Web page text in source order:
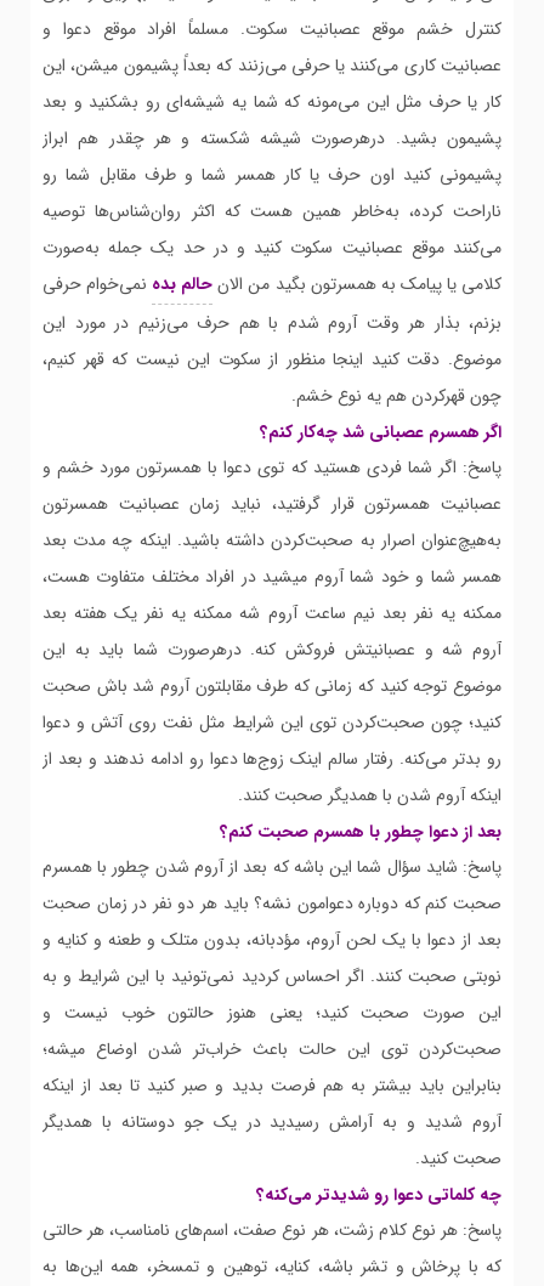
کنترل خشم موقع عصبانیت سکوت. مسلماً افراد موقع دعوا و
عصبانیت کاری می‌کنند یا حرفی می‌زنند که بعداً پشیمون میشن، این
کار یا حرف مثل این می‌مونه که شما یه شیشه‌ای رو بشکنید و بعد
پشیمون بشید. درهرصورت شیشه شکسته و هر چقدر هم ابراز
پشیمونی کنید اون حرف یا کار همسر شما و طرف مقابل شما رو
ناراحت کرده، به‌خاطر همین هست که اکثر روان‌شناس‌ها توصیه
می‌کنند موقع عصبانیت سکوت کنید و در حد یک جمله به‌صورت
کلامی یا پیامک به همسرتون بگید من الانحالم بده نمی‌خوام حرفی
بزنم، بذار هر وقت آروم شدم با هم حرف می‌زنیم در مورد این
موضوع. دقت کنید اینجا منظور از سکوت این نیست که قهر کنیم،
چون قهرکردن هم یه نوع خشم.
اگر همسرم عصبانی شد چه‌کار کنم؟
پاسخ: اگر شما فردی هستید که توی دعوا با همسرتون مورد خشم و
عصبانیت همسرتون قرار گرفتید، نباید زمان عصبانیت همسرتون
به‌هیچ‌عنوان اصرار به صحبت‌کردن داشته باشید. اینکه چه مدت بعد
همسر شما و خود شما آروم میشید در افراد مختلف متفاوت هست،
ممکنه یه نفر بعد نیم ساعت آروم شه ممکنه یه نفر یک هفته بعد
آروم شه و عصبانیتش فروکش کنه. درهرصورت شما باید به این
موضوع توجه کنید که زمانی که طرف مقابلتون آروم شد باش صحبت
کنید؛ چون صحبت‌کردن توی این شرایط مثل نفت روی آتش و دعوا
رو بدتر می‌کنه. رفتار سالم اینک زوج‌ها دعوا رو ادامه ندهند و بعد از
اینکه آروم شدن با همدیگر صحبت کنند.
بعد از دعوا چطور با همسرم صحبت کنم؟
پاسخ: شاید سؤال شما این باشه که بعد از آروم شدن چطور با همسرم
صحبت کنم که دوباره دعوامون نشه؟ باید هر دو نفر در زمان صحبت
بعد از دعوا با یک لحن آروم، مؤدبانه، بدون متلک و طعنه و کنایه و
نوبتی صحبت کنند. اگر احساس کردید نمی‌تونید با این شرایط و به
این صورت صحبت کنید؛ یعنی هنوز حالتون خوب نیست و
صحبت‌کردن توی این حالت باعث خراب‌تر شدن اوضاع میشه؛
بنابراین باید بیشتر به هم فرصت بدید و صبر کنید تا بعد از اینکه
آروم شدید و به آرامش رسیدید در یک جو دوستانه با همدیگر
صحبت کنید.
چه کلماتی دعوا رو شدیدتر می‌کنه؟
پاسخ: هر نوع کلام زشت، هر نوع صفت، اسم‌های نامناسب، هر حالتی
که با پرخاش و تشر باشه، کنایه، توهین و تمسخر، همه این‌ها به